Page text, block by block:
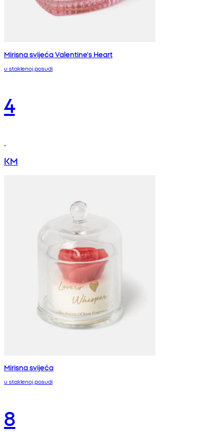
Mirisna svijeća Valentine's Heart
u staklenoj posudi
4
KM
Mirisna svijeća
u staklenoj posudi
8